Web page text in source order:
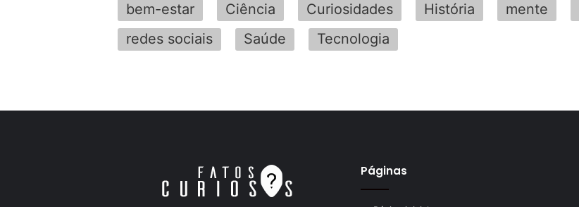
bem-estar Ciência Curiosidades História mente
redes sociais
Saúde Tecnologia
Páginas